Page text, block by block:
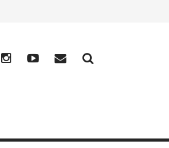
InstagramYouTube
Email